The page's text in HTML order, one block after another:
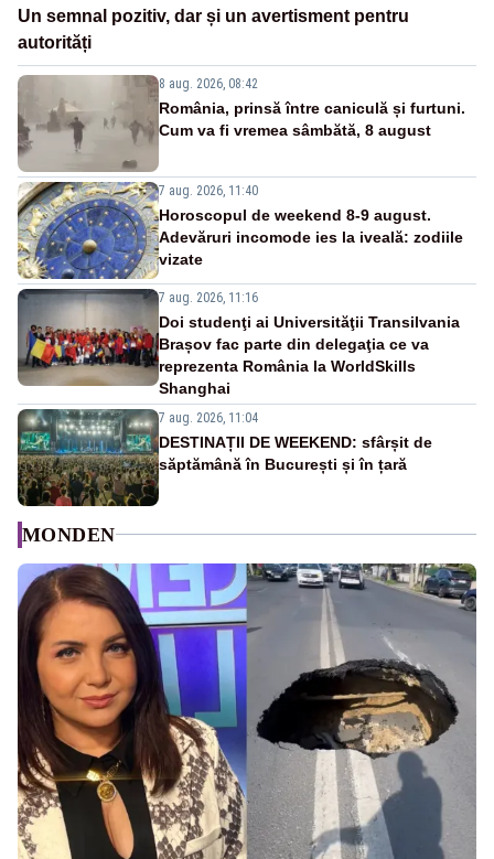
Un semnal pozitiv, dar și un avertisment pentru
autorități
8 aug. 2026, 08:42
România, prinsă între caniculă și furtuni.
Cum va fi vremea sâmbătă, 8 august
7 aug. 2026, 11:40
Horoscopul de weekend 8-9 august.
Adevăruri incomode ies la iveală: zodiile
vizate
7 aug. 2026, 11:16
Doi studenţi ai Universităţii Transilvania
Brașov fac parte din delegaţia ce va
reprezenta România la WorldSkills
Shanghai
7 aug. 2026, 11:04
DESTINAȚII DE WEEKEND: sfârșit de
săptămână în București și în țară
MONDEN